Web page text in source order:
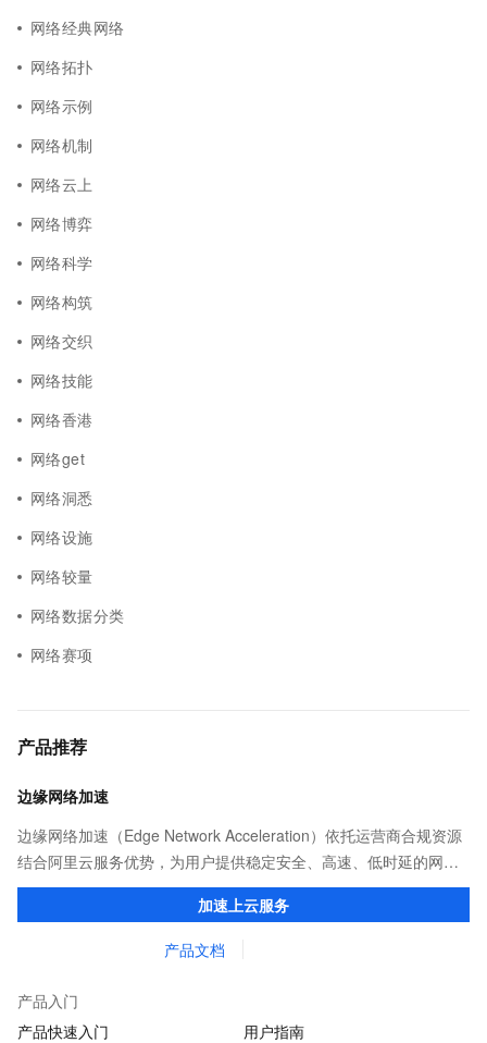
网络经典网络
网络拓扑
网络示例
网络机制
网络云上
网络博弈
网络科学
网络构筑
网络交织
网络技能
网络香港
网络get
网络洞悉
网络设施
网络较量
网络数据分类
网络赛项
产品推荐
边缘网络加速
边缘网络加速（Edge Network Acceleration）依托运营商合规资源
结合阿里云服务优势，为用户提供稳定安全、高速、低时延的网络
传输，解决客户不同站点的连接、组网、数据安全传输、业务质量
加速上云服务
产品文档
产品入门
产品快速入门
用户指南